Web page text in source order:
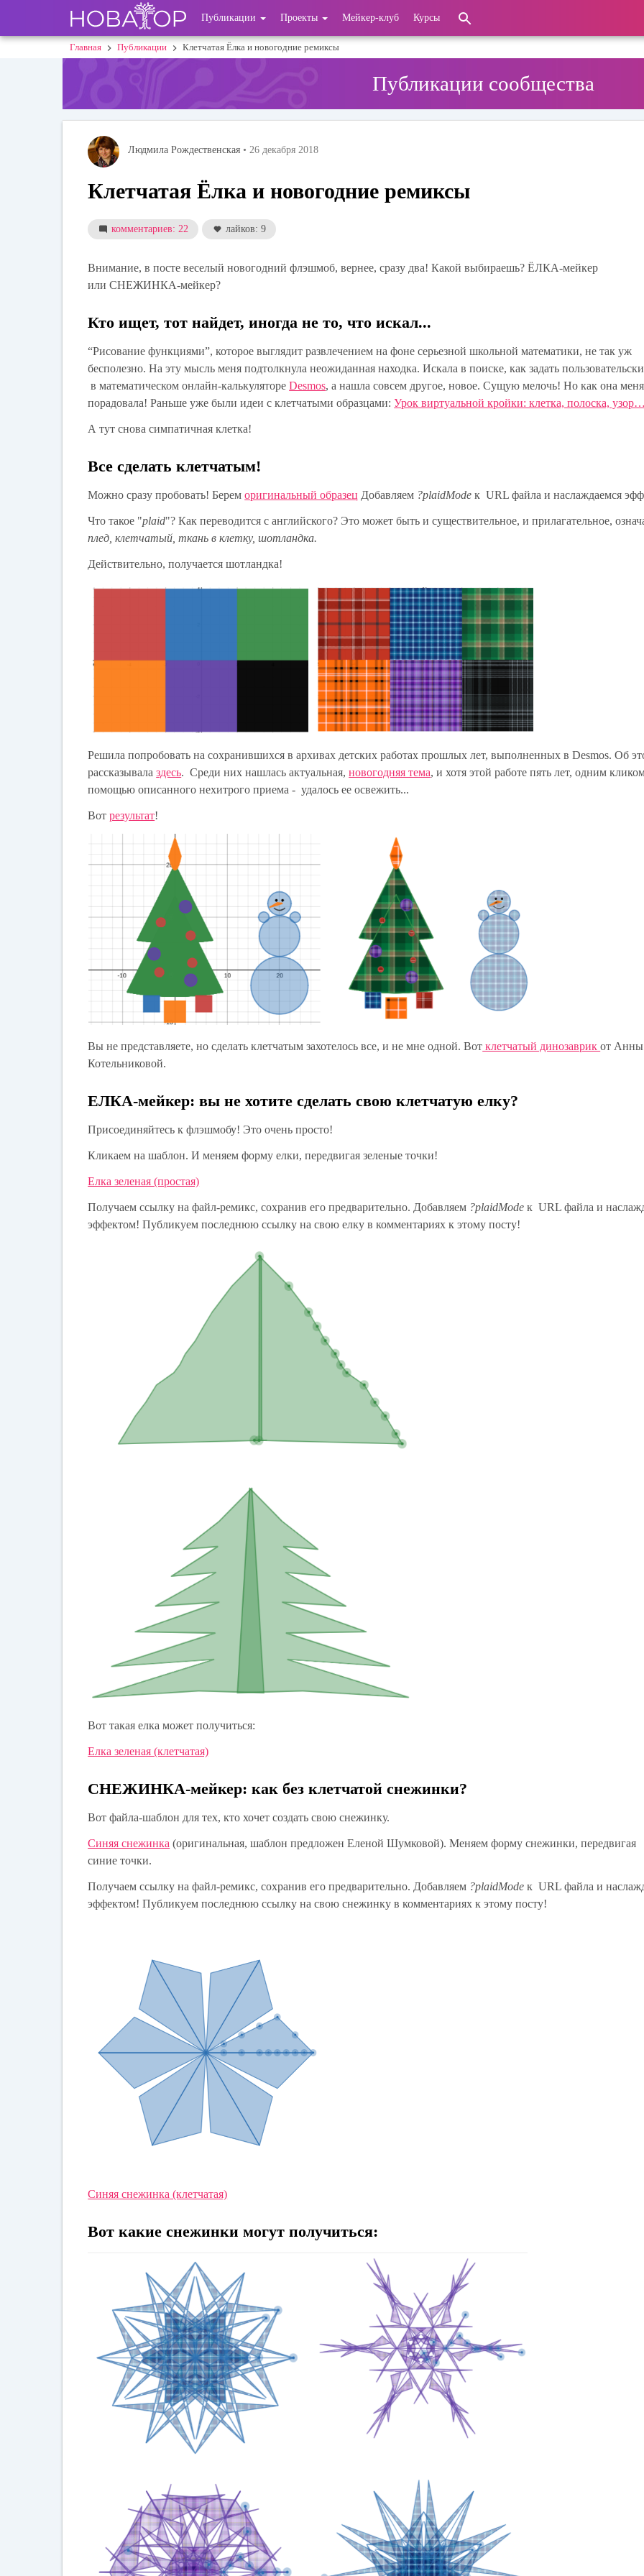
основному
User
account
Публикации Проекты Мейкер-клуб Курсы
Строка
Главная Публикации Клетчатая Ёлка и новогодние ремиксы
Публикации сообщества
Людмила Рождественская • 26 декабря 2018
Клетчатая Ёлка и новогодние ремиксы
комментариев: 22 лайков: 9
Внимание, в посте веселый новогодний флэшмоб, вернее, сразу два! Какой выбираешь? ЁЛКА-мейкер
или СНЕЖИНКА-мейкер?
Кто ищет, тот найдет, иногда не то, что искал...
“Рисование функциями”, которое выглядит развлечением на фоне серьезной школьной математики, не так уж
бесполезно. На эту мысль меня подтолкнула неожиданная находка. Искала в поиске, как задать
в математическом онлайн-калькулятореDesmos, а нашла совсем другое, новое. Сущую мелочь! Но как она меня
порадовала! Раньше уже были идеи с клетчатыми образцами:Урок виртуальной кройки: клетка, полоска, узор…
А тут снова симпатичная клетка!
Все сделать клетчатым!
Можно сразу пробовать! Береморигинальный образец Добавляем ?plaidMode к URL файла и наслаждаемся
Что такое "plaid"? Как переводится с английского? Это может быть и существительное, и прилагательное,
плед, клетчатый, ткань в клетку, шотландка.
Действительно, получается шотландка!
Решила попробовать на сохранившихся в архивах детских работах прошлых лет, выполненных в Desmos. Об
рассказывалаздесь. Среди них нашлась актуальная,новогодняя тема, и хотя этой работе пять лет, одним
помощью описанного нехитрого приема - удалось ее освежить...
Вотрезультат!
Вы не представляете, но сделать клетчатым захотелось все, и не мне одной. Вот клетчатый динозаврикот Анны
Котельниковой.
ЕЛКА-мейкер: вы не хотите сделать свою клетчатую елку?
Присоединяйтесь к флэшмобу! Это очень просто!
Кликаем на шаблон. И меняем форму елки, передвигая зеленые точки!
Елка зеленая (простая)
Получаем ссылку на файл-ремикс, сохранив его предварительно. Добавляем ?plaidMode к URL файла и
эффектом! Публикуем последнюю ссылку на свою елку в комментариях к этому посту!
Вот такая елка может получиться:
Елка зеленая (клетчатая)
СНЕЖИНКА-мейкер: как без клетчатой снежинки?
Вот файла-шаблон для тех, кто хочет создать свою снежинку.
Синяя снежинка (оригинальная, шаблон предложен Еленой Шумковой). Меняем форму снежинки, передвигая
синие точки.
Получаем ссылку на файл-ремикс, сохранив его предварительно. Добавляем ?plaidMode к URL файла и
эффектом! Публикуем последнюю ссылку на свою снежинку в комментариях к этому посту!
Синяя снежинка (клетчатая)
Вот какие снежинки могут получиться: